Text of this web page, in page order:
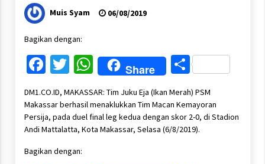
Muis Syam 06/08/2019
Bagikan dengan:
Facebook
Twitter
WhatsApp
Share Share
DM1.CO.ID, MAKASSAR: Tim Juku Eja (Ikan Merah) PSM
Makassar berhasil menaklukkan Tim Macan Kemayoran
Persija, pada duel final leg kedua dengan skor 2-0, di Stadion
Andi Mattalatta, Kota Makassar, Selasa (6/8/2019).
Bagikan dengan: